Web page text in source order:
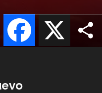
X
Facebook